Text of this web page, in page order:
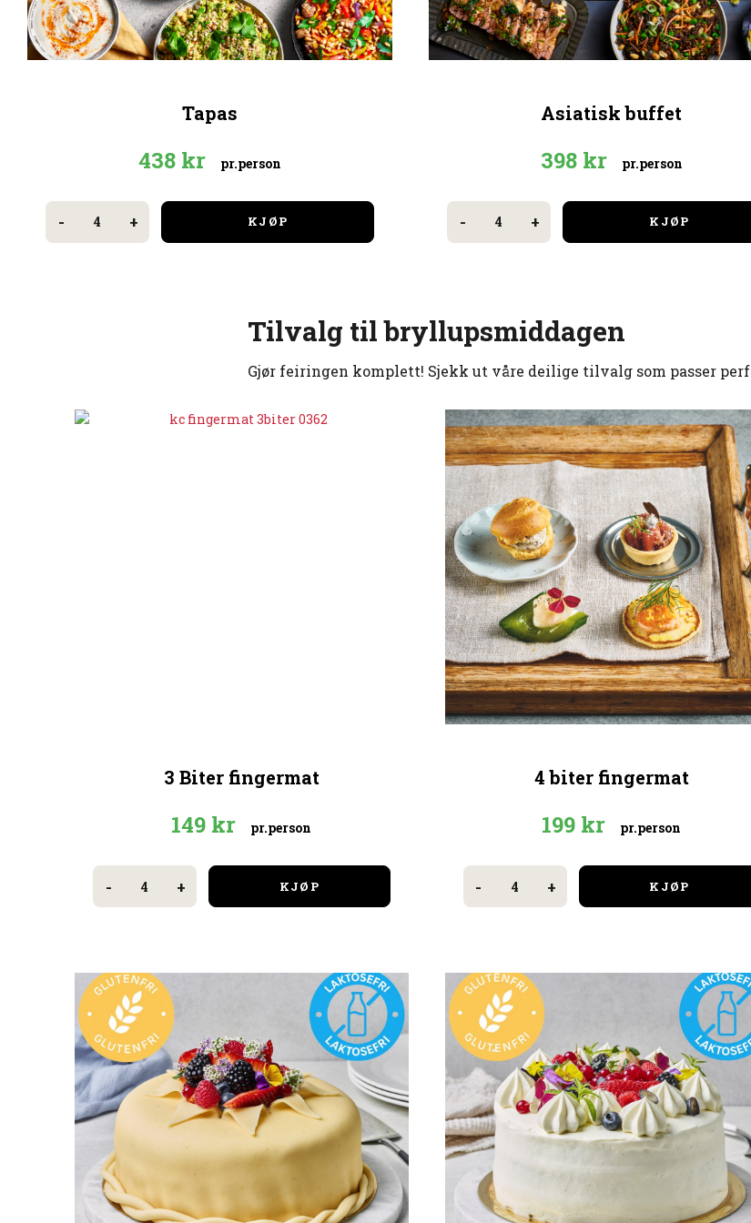
Tapas
438 kr pr.person
-
Tapas
antall
+ KJØP
Asiatisk buffet
398 kr pr.person
-
Asiatisk
buffet
antall+ KJØP
Tilvalg til bryllupsmiddagen
Gjør feiringen komplett! Sjekk ut våre deilige tilvalg som passer
3 Biter fingermat
149 kr pr.person
-
3
Biter
fingermat
antall
+ KJØP
4 biter fingermat
199 kr pr.person
-
4
biter
fingermat
antall
+ KJØP